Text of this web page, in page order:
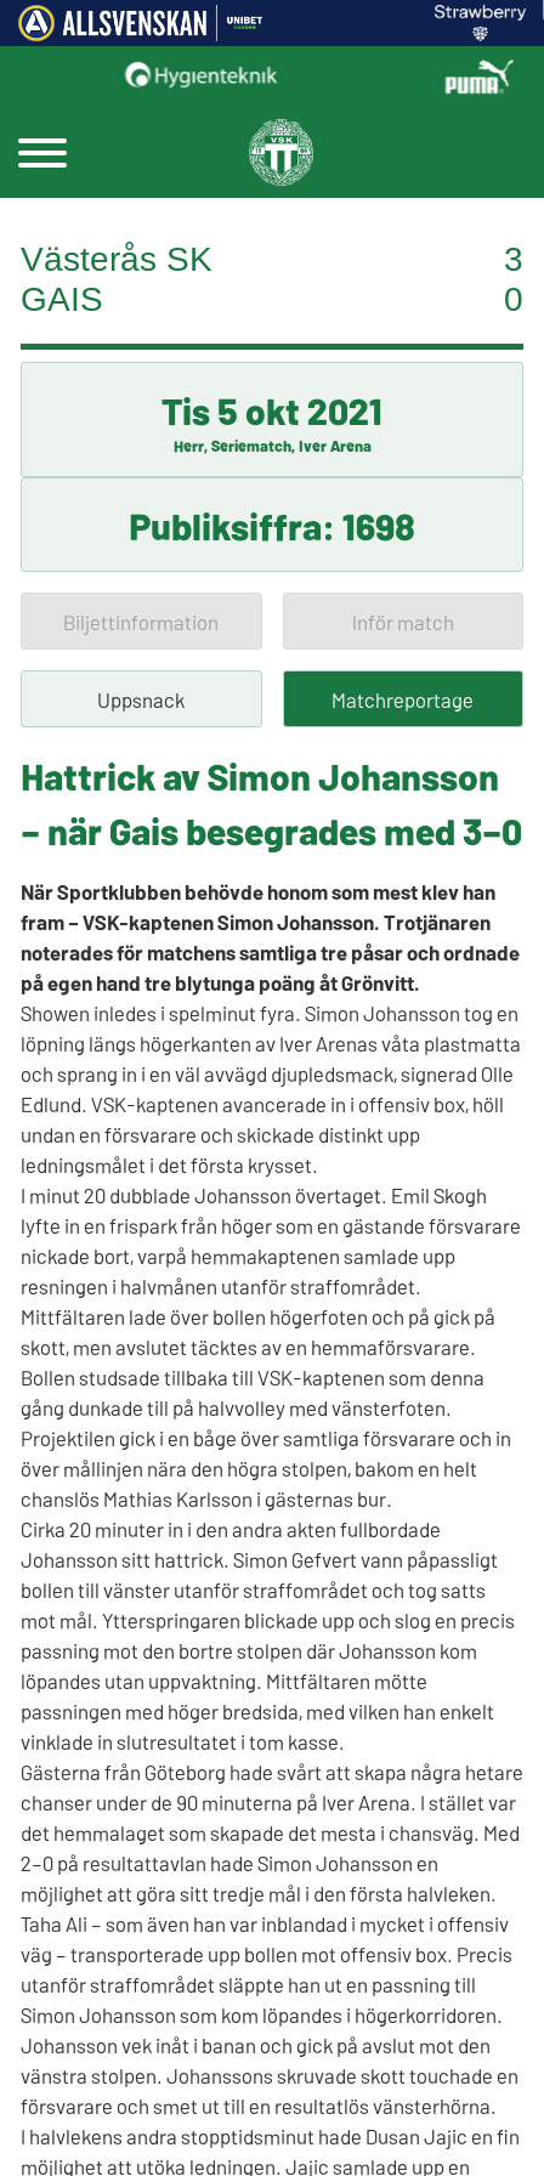
Västerås SK
3
GAIS
0
Tis 5 okt 2021
Herr, Seriematch, Iver Arena
Publiksiffra: 1698
Biljettinformation Inför match
Uppsnack Matchreportage
Hattrick av Simon Johansson
– när Gais besegrades med 3–0
När Sportklubben behövde honom som mest klev han
fram – VSK-kaptenen Simon Johansson. Trotjänaren
noterades för matchens samtliga tre påsar och ordnade
på egen hand tre blytunga poäng åt Grönvitt.
Showen inledes i spelminut fyra. Simon Johansson tog en
löpning längs högerkanten av Iver Arenas våta plastmatta
och sprang in i en väl avvägd djupledsmack, signerad Olle
Edlund. VSK-kaptenen avancerade in i offensiv box, höll
undan en försvarare och skickade distinkt upp
ledningsmålet i det första krysset.
I minut 20 dubblade Johansson övertaget. Emil Skogh
lyfte in en frispark från höger som en gästande försvarare
nickade bort, varpå hemmakaptenen samlade upp
resningen i halvmånen utanför straffområdet.
Mittfältaren lade över bollen högerfoten och på gick på
skott, men avslutet täcktes av en hemmaförsvarare.
Bollen studsade tillbaka till VSK-kaptenen som denna
gång dunkade till på halvvolley med vänsterfoten.
Projektilen gick i en båge över samtliga försvarare och in
över mållinjen nära den högra stolpen, bakom en helt
chanslös Mathias Karlsson i gästernas bur.
Cirka 20 minuter in i den andra akten fullbordade
Johansson sitt hattrick. Simon Gefvert vann påpassligt
bollen till vänster utanför straffområdet och tog satts
mot mål. Ytterspringaren blickade upp och slog en precis
passning mot den bortre stolpen där Johansson kom
löpandes utan uppvaktning. Mittfältaren mötte
passningen med höger bredsida, med vilken han enkelt
vinklade in slutresultatet i tom kasse.
Gästerna från Göteborg hade svårt att skapa några hetare
chanser under de 90 minuterna på Iver Arena. I stället var
det hemmalaget som skapade det mesta i chansväg. Med
2–0 på resultattavlan hade Simon Johansson en
möjlighet att göra sitt tredje mål i den första halvleken.
Taha Ali – som även han var inblandad i mycket i offensiv
väg – transporterade upp bollen mot offensiv box. Precis
utanför straffområdet släppte han ut en passning till
Simon Johansson som kom löpandes i högerkorridoren.
Johansson vek inåt i banan och gick på avslut mot den
vänstra stolpen. Johanssons skruvade skott touchade en
försvarare och smet ut till en resultatlös vänsterhörna.
I halvlekens andra stopptidsminut hade Dusan Jajic en fin
möjlighet att utöka ledningen. Jajic samlade upp en